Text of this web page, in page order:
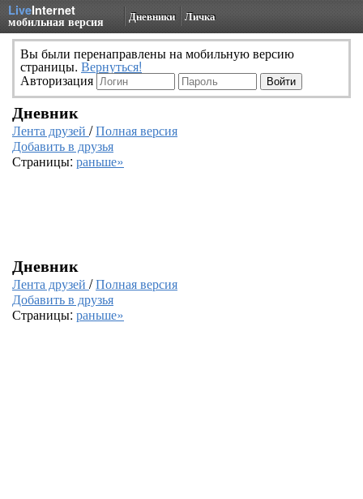
LiveInternet
мобильная версия Дневники Личка
Вы были перенаправлены на мобильную версию
страницы. Вернуться!
Авторизация
Дневник
Лента друзей /Полная версия
Добавить в друзья
Страницы: раньше»
Дневник
Лента друзей /Полная версия
Добавить в друзья
Страницы: раньше»